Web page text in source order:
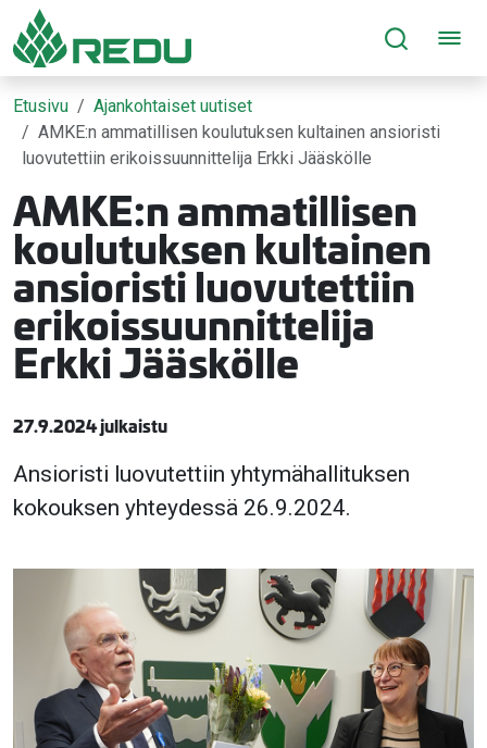
Siirry sivusisältöön
Etusivu
Ajankohtaiset uutiset
AMKE:n ammatillisen koulutuksen kultainen ansioristi
luovutettiin erikoissuunnittelija Erkki Jääskölle
AMKE:n ammatillisen
koulutuksen kultainen
ansioristi luovutettiin
erikoissuunnittelija
Erkki Jääskölle
27.9.2024 julkaistu
Ansioristi luovutettiin yhtymähallituksen
kokouksen yhteydessä 26.9.2024.